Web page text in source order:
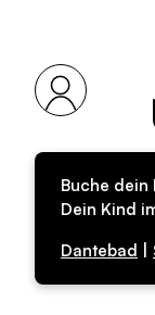
Buche
Dein Kind
Dantebad